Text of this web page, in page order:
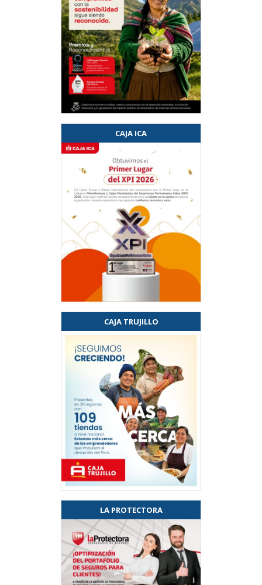
CAJA ICA
CAJA TRUJILLO
LA PROTECTORA